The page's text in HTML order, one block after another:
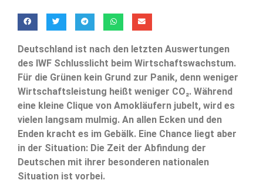
Deutschland ist nach den letzten Auswertungen
des IWF Schlusslicht beim Wirtschaftswachstum.
Für die Grünen kein Grund zur Panik, denn weniger
Wirtschaftsleistung heißt weniger CO₂. Während
eine kleine Clique von Amokläufern jubelt, wird es
vielen langsam mulmig. An allen Ecken und den
Enden kracht es im Gebälk. Eine Chance liegt aber
in der Situation: Die Zeit der Abfindung der
Deutschen mit ihrer besonderen nationalen
Situation ist vorbei.